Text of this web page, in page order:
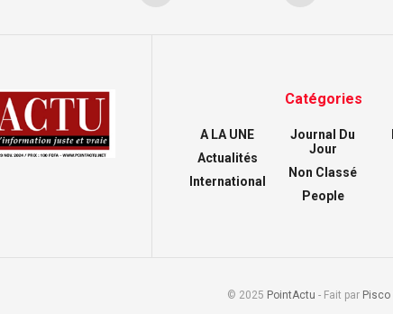
Catégories
A LA UNE
Actualités
International
Journal Du
Jour
Non Classé
People
© 2025 PointActu - Fait par Pisco